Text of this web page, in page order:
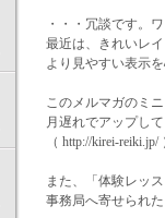
・・・冗談です。
最近は、きれいレ
より見やすい表示
このメルマガのミ
月遅れでアップし
（ http://kirei-reiki.jp/
また、「体験レッ
事務局へ寄せられ